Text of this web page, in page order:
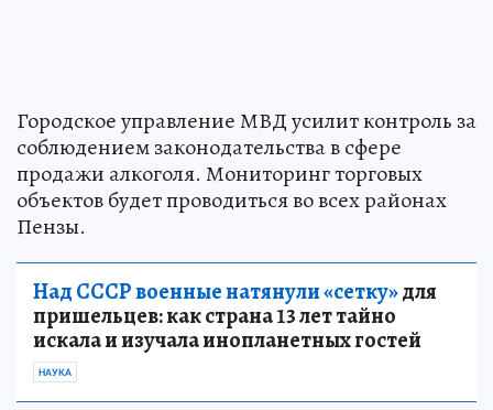
Городское управление МВД усилит контроль за
соблюдением законодательства в сфере
продажи алкоголя. Мониторинг торговых
объектов будет проводиться во всех районах
Пензы.
Над СССР военные натянули «сетку»для
пришельцев: как страна 13 лет тайно
искала и изучала инопланетных гостей
НАУКА